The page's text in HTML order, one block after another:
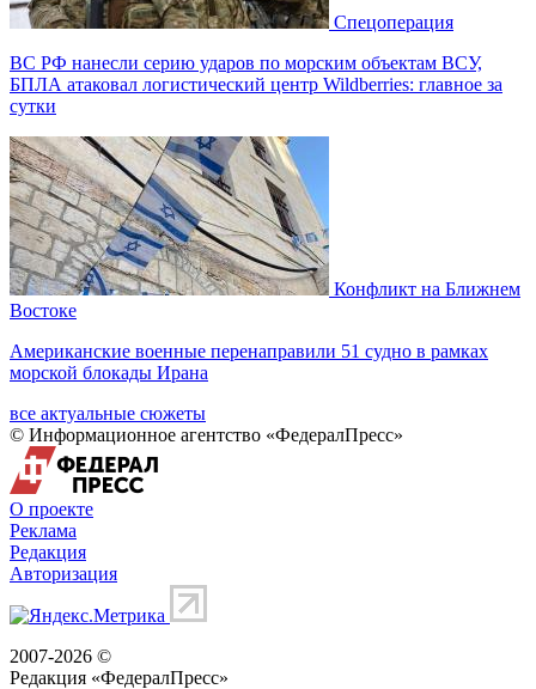
Спецоперация
ВС РФ нанесли серию ударов по морским объектам ВСУ,
БПЛА атаковал логистический центр Wildberries: главное за
сутки
Конфликт на Ближнем
Востоке
Американские военные перенаправили 51 судно в рамках
морской блокады Ирана
все актуальные сюжеты
© Информационное агентство «ФедералПресс»
О проекте
Реклама
Редакция
Авторизация
2007-2026 ©
Редакция «ФедералПресс»